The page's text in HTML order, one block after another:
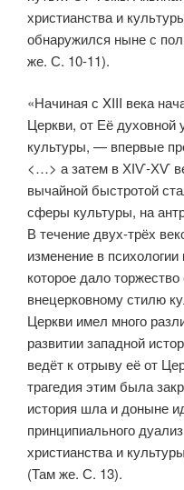
христианства и
обнаружился ныне с
же. С. 10-11).
«Начиная с XIII века
Церкви, от Её духовной
культуры, — впервые
<…> а затем в ХІѴ-ХѴ
вычайной быстротой
сферы культуры, на
В течение двух-трёх
изменение в психологии
которое дало
внецерковному стилю
Церкви имел много
развитии западной
ведёт к отрыву её от
трагедия этим была
история шла и доныне
принци­пиального
христианства и
(Там же. С. 13).